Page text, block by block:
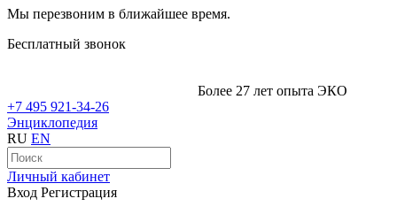
Мы перезвоним в ближайшее время.
Бесплатный звонок
Более 27 лет опыта ЭКО
+7 495 921-34-26
Энциклопедия
RU EN
Личный кабинет
Вход Регистрация